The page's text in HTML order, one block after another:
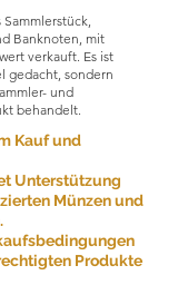
und die
sicherzustellen.
von uns
wir
können
möglich, wenn
erfüllt
Banknoten, mit
verkauft. Es ist
gedacht, sondern
und
behandelt.
Kauf und
Unterstützung
Münzen und
Produkte